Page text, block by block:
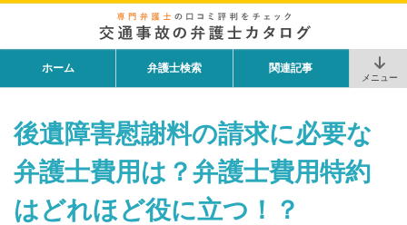
ホーム 弁護士検索 関連記事
メニュー
後遺障害慰謝料の請求に必要な
弁護士費用は？弁護士費用特約
はどれほど役に立つ！？